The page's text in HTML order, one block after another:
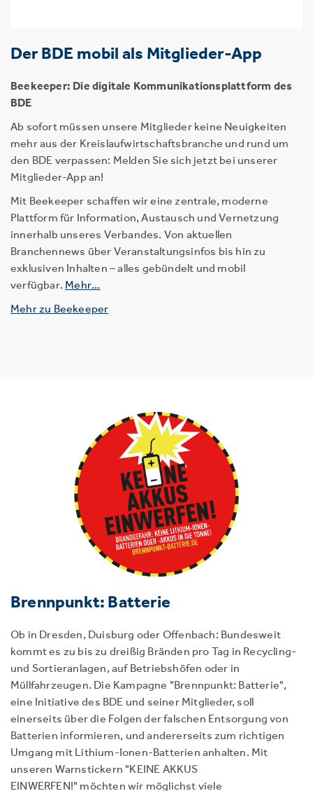
Der BDE mobil als Mitglieder-App
Beekeeper: Die digitale Kommunikationsplattform des
BDE
Ab sofort müssen unsere Mitglieder keine Neuigkeiten
mehr aus der Kreislaufwirtschaftsbranche und rund um
den BDE verpassen: Melden Sie sich jetzt bei unserer
Mitglieder-App an!
Mit Beekeeper schaffen wir eine zentrale, moderne
Plattform für Information, Austausch und Vernetzung
innerhalb unseres Verbandes. Von aktuellen
Branchennews über Veranstaltungsinfos bis hin zu
exklusiven Inhalten – alles gebündelt und mobil
verfügbar. Mehr...
Mehr zu Beekeeper
Brennpunkt: Batterie
Ob in Dresden, Duisburg oder Offenbach: Bundesweit
kommt es zu bis zu dreißig Bränden pro Tag in Recycling-
und Sortieranlagen, auf Betriebshöfen oder in
Müllfahrzeugen. Die Kampagne "Brennpunkt: Batterie",
eine Initiative des BDE und seiner Mitglieder, soll
einerseits über die Folgen der falschen Entsorgung von
Batterien informieren, und andererseits zum richtigen
Umgang mit Lithium-Ionen-Batterien anhalten. Mit
unseren Warnstickern "KEINE AKKUS
EINWERFEN!" möchten wir möglichst viele